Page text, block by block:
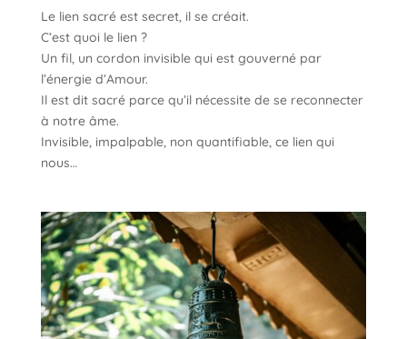
Le lien sacré est secret, il se créait.
C’est quoi le lien ?
Un fil, un cordon invisible qui est gouverné par
l’énergie d’Amour.
Il est dit sacré parce qu’il nécessite de se reconnecter
à notre âme.
Invisible, impalpable, non quantifiable, ce lien qui
nous…